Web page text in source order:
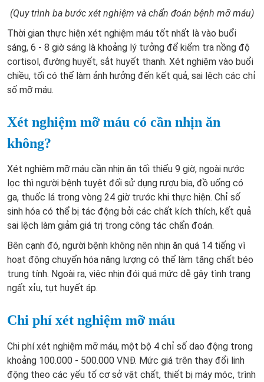
(Quy trình ba bước xét nghiệm và chẩn đoán bệnh mỡ máu)
Thời gian thực hiện xét nghiệm máu tốt nhất là vào buổi
sáng, 6 - 8 giờ sáng là khoảng lý tưởng để kiểm tra nồng độ
cortisol, đường huyết, sắt huyết thanh. Xét nghiệm vào buổi
chiều, tối có thể làm ảnh hưởng đến kết quả, sai lệch các chỉ
số mỡ máu.
Xét nghiệm mỡ máu có cần nhịn ăn
không?
Xét nghiệm mỡ máu cần nhịn ăn tối thiểu 9 giờ, ngoài nước
lọc thì người bệnh tuyệt đối sử dụng rượu bia, đồ uống có
ga, thuốc lá trong vòng 24 giờ trước khi thực hiện. Chỉ số
sinh hóa có thể bị tác động bởi các chất kích thích, kết quả
sai lệch làm giảm giá trị trong công tác chẩn đoán.
Bên cạnh đó, người bệnh không nên nhịn ăn quá 14 tiếng vì
hoạt động chuyển hóa năng lượng có thể làm tăng chất béo
trung tính. Ngoài ra, việc nhịn đói quá mức dễ gây tình trạng
ngất xỉu, tụt huyết áp.
Chi phí xét nghiệm mỡ máu
Chi phí xét nghiệm mỡ máu, một bộ 4 chỉ số dao động trong
khoảng 100.000 - 500.000 VNĐ. Mức giá trên thay đổi linh
động theo các yếu tố cơ sở vật chất, thiết bị máy móc, trình